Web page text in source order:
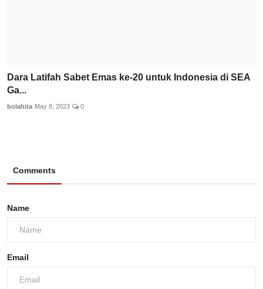
Dara Latifah Sabet Emas ke-20 untuk Indonesia di SEA
Ga...
bolahita May 8, 2023 0
Comments
Name
Email